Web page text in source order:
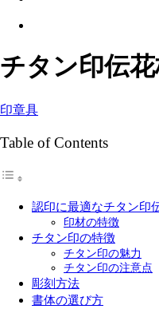
チタン印伝
印章具
Table of Contents
認印に最適なチタン印
印材の特徴
チタン印の特徴
チタン印の魅力
チタン印の注意点
彫刻方法
書体の選び方